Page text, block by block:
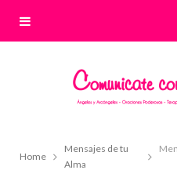
Home
Mensajes de tu
Alma